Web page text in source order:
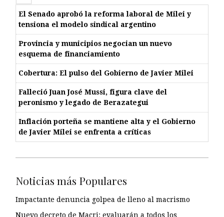
El Senado aprobó la reforma laboral de Milei y
tensiona el modelo sindical argentino
Provincia y municipios negocian un nuevo
esquema de financiamiento
Cobertura: El pulso del Gobierno de Javier Milei
Falleció Juan José Mussi, figura clave del
peronismo y legado de Berazategui
Inflación porteña se mantiene alta y el Gobierno
de Javier Milei se enfrenta a críticas
Noticias más Populares
Impactante denuncia golpea de lleno al macrismo
Nuevo decreto de Macri: evaluarán a todos los…